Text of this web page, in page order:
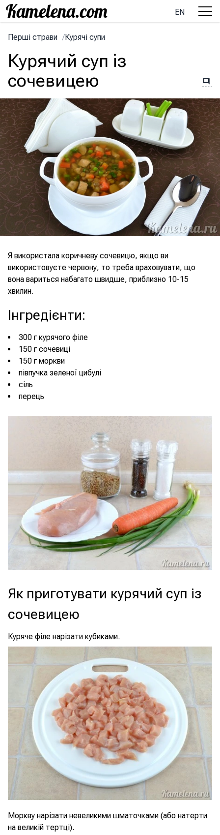
EN
Перші страви /Курячі супи
Курячий суп із
сочевицею
Я використала коричневу сочевицю, якщо ви
використовуєте червону, то треба враховувати, що
вона вариться набагато швидше, приблизно 10-15
хвилин.
Інгредієнти:
300 г курячого філе
150 г сочевиці
150 г моркви
півпучка зеленої цибулі
сіль
перець
Як приготувати курячий суп із
сочевицею
Куряче філе нарізати кубиками.
Моркву нарізати невеликими шматочками (або натерти
на великій тертці).